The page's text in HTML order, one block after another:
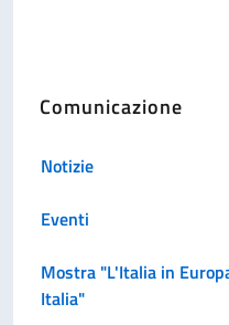
Comunicazione
Notizie
Eventi
Mostra "L'Italia in
Italia"